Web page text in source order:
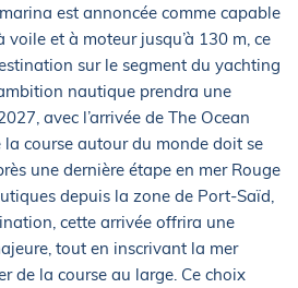
est annoncée comme capable
voile et à moteur jusqu’à 130 m, ce
sur le segment du yachting
nautique prendra une
avec l’arrivée de The Ocean
la course autour du monde doit se
une dernière étape en mer Rouge
depuis la zone de Port-Saïd,
cette arrivée offrira une
tout en inscrivant la mer
de la course au large. Ce choix